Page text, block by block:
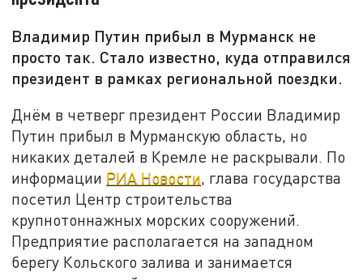
Владимир Путин прибыл в Мурманск не
просто так. Стало известно, куда отправился
президент в рамках региональной поездки.
Днём в четверг президент России Владимир
Путин прибыл в Мурманскую область, но
никаких деталей в Кремле не раскрывали. По
информации РИА Новости, глава государства
посетил Центр строительства
крупнотоннажных морских сооружений.
Предприятие располагается на западном
берегу Кольского залива и занимается